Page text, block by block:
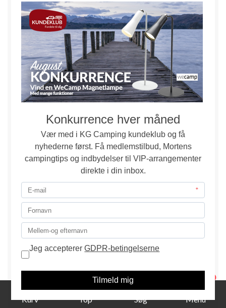
Vi giver selvfølgelig besked hurtigst muligt med
oplysninger om forventet levering, så du ikke venter
forgæves.
Telefon:
Har du spørgsmål vedrørende vores
produkter er vi klar ved telefonen 76 33 20 80 på
hverdage mellem kl. 10.00-16.00.
info@kg-camping.dk - Vi svarer så hurtigt det er
muligt.
Kurv Top Søg Menu